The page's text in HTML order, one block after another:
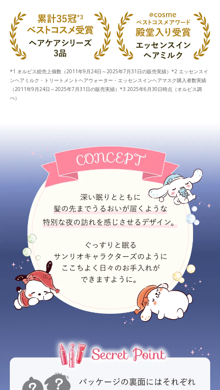
*1 オルビス総売上個数（2011年9月24日～2025年7月31日の販売実績）*2 エッセンスイ
ンヘアミルク・トリートメントヘアウォーター・エッセンスインヘアマスク購入者数実績
（2011年9月24日～2025年7月31日の販売実績）*3 2025年6月30日時点（オルビス調
べ）